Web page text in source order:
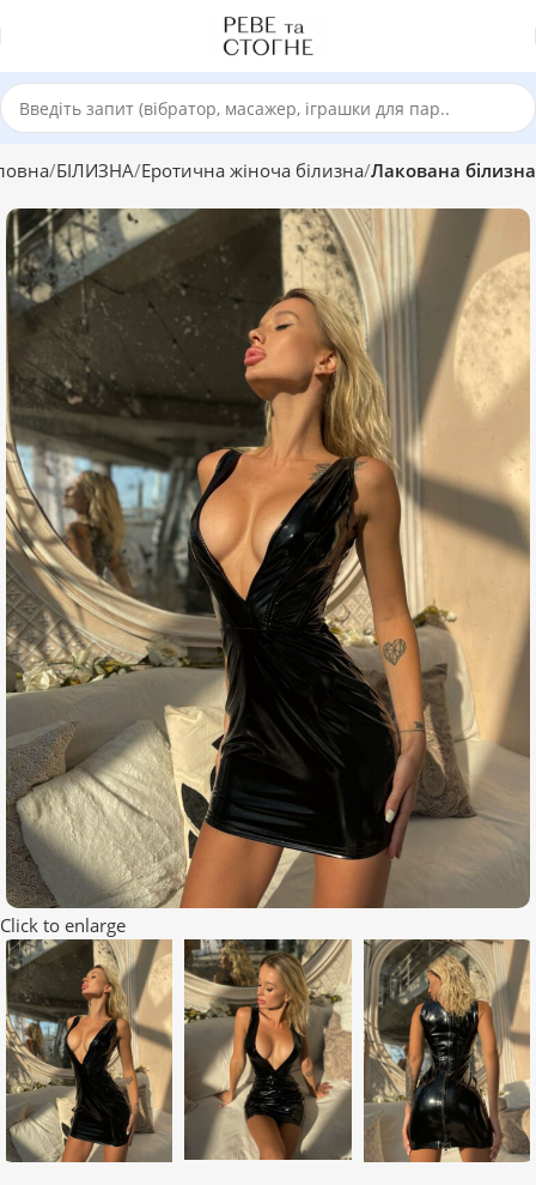
БІЛИЗНА Еротична жіноча білизна Лакована білизна
Click to enlarge